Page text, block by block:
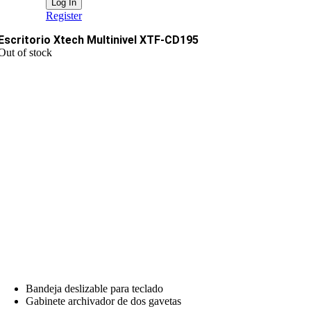
Register
Xtech Multinivel XTF-CD195
of stock
Bandeja deslizable para teclado
Gabinete archivador de dos gavetas